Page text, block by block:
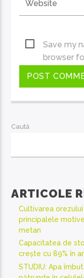
Save my
browser
Caută
ARTICOLE
Cultivarea
principalele
metan
Capacitatea de
crește cu 89% în
STUDIU: Apa